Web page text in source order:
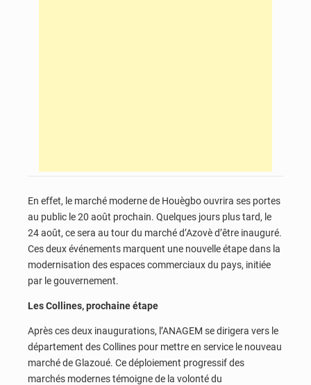
En effet, le marché moderne de Houègbo ouvrira ses portes
au public le 20 août prochain. Quelques jours plus tard, le
24 août, ce sera au tour du marché d’Azovè d’être inauguré.
Ces deux événements marquent une nouvelle étape dans la
modernisation des espaces commerciaux du pays, initiée
par le gouvernement.
Les Collines, prochaine étape
Après ces deux inaugurations, l’ANAGEM se dirigera vers le
département des Collines pour mettre en service le nouveau
marché de Glazoué. Ce déploiement progressif des
marchés modernes témoigne de la volonté du